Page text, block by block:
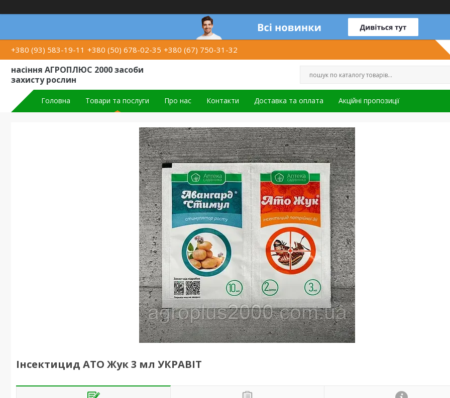
+380 (93) 583-19-11 +380 (50) 678-02-35 +380 (67) 750-31-32
насіння АГРОПЛЮС 2000 засоби
захисту рослин
Головна Товари та послуги Про нас Контакти Доставка та оплата Акційні пропозиції
Інсектицид АТО Жук 3 мл УКРАВІТ